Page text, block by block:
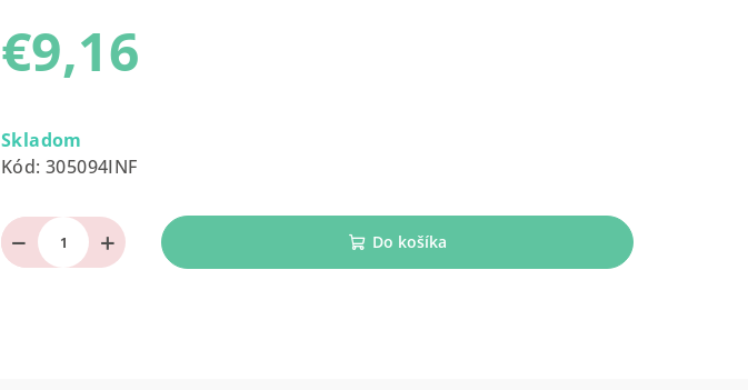
je
0,0
hviezdičiek.
€9,16
cena:
Skladom
Kód: 305094INF
+
− Do košíka